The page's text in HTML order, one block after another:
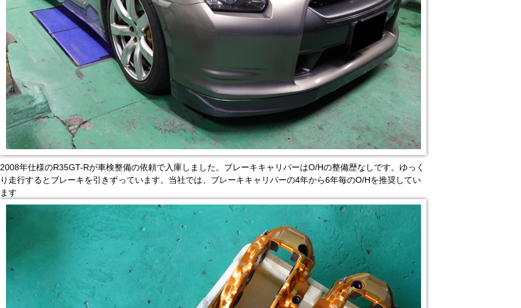
2008年仕様のR35GT-Rが車検整備の依頼で入庫しました。ブレーキキャリパーはO/Hの整備歴なしです。ゆっく
り走行するとブレーキを引きずっています。当社では、ブレーキキャリパーの4年から6年毎のO/Hを推奨してい
ます